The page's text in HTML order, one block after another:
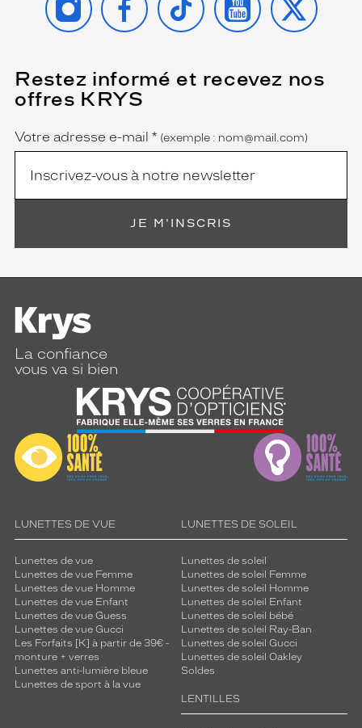
Restez informé et recevez nos
offres KRYS
Name
Votre adresse e-mail *
(Ce
champ
est
obligatoire)
(exemple : nom@mail.com)
JE M'INSCRIS
La confiance
vous va si bien
LUNETTES DE VUE
Lunettes de vue
Lunettes de vue Femme
Lunettes de vue Homme
Lunettes de vue Enfant
Lunettes de vue Guess
Lunettes de vue Gucci
Les Forfaits [K] à partir de 39€ -
monture + verres
Lunettes anti-lumière bleue
Lunettes de sport à la vue
LUNETTES DE SOLEIL
Lunettes de soleil
Lunettes de soleil Femme
Lunettes de soleil Homme
Lunettes de soleil Enfant
Lunettes de soleil bébé
Lunettes de soleil Ray-Ban
Lunettes de soleil Gucci
Lunettes de soleil Oakley
Soldes
LENTILLES